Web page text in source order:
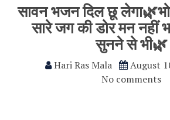
सावन भजन दिल छू
सारे जग की डोर मन नहीं
सुनने से भी🌿
Hari Ras Mala
August
No comments